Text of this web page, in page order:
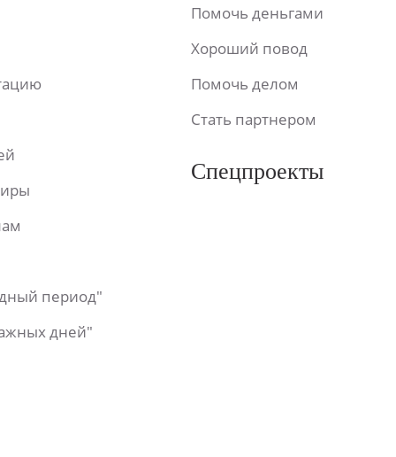
период"
дней"
Помочь деньгами
Хороший повод
Помочь делом
Стать партнером
Спецпроекты